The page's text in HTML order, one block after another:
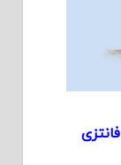
فانتزی